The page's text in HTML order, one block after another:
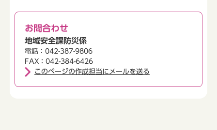
お問合わせ
地域安全課防災係
電話：042-387-9806
FAX：042-384-6426
このページの作成担当にメールを送る